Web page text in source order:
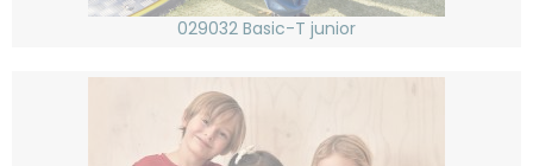
029032 Basic-T junior